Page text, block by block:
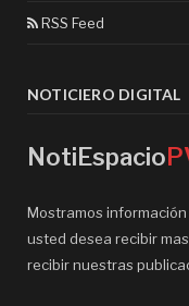
RSS Feed
NOTICIERO DIGITAL
NotiEspacio
Mostramos
usted desea recibir
recibir nuestras